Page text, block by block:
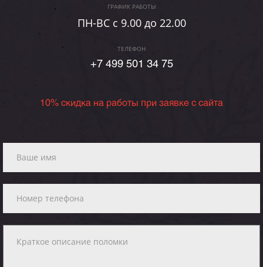
ГРАФИК РАБОТЫ
ПН-ВC c 9.00 до 22.00
ТЕЛЕФОН
+7 499 501 34 75
10% скидка на работы при заявке с сайта